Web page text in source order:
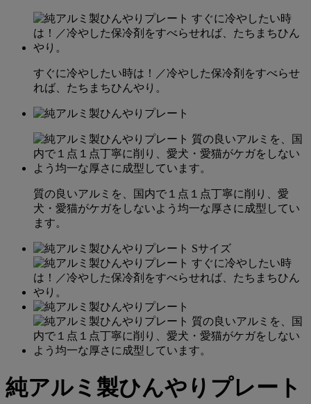
すぐに冷やしたい時は！／冷やした保冷剤をすべらせ
れば、たちまちひんやり。
質の良いアルミを、国内で１点１点丁寧に削り、愛
犬・愛猫がケガをしないよう均一な厚さに成型してい
ます。
純アルミ製ひんやりプレート